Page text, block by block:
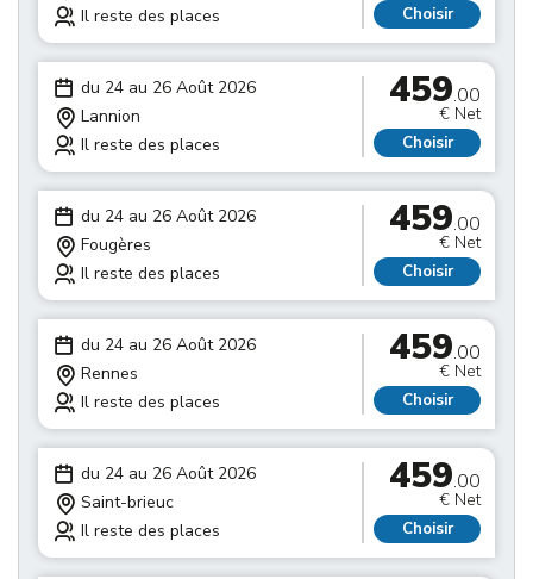
Il reste des places
Choisir
du 24 au 26 Août 2026
Lannion
Il reste des places
459.00
€ Net
Choisir
du 24 au 26 Août 2026
Fougères
Il reste des places
459.00
€ Net
Choisir
du 24 au 26 Août 2026
Rennes
Il reste des places
459.00
€ Net
Choisir
du 24 au 26 Août 2026
Saint-brieuc
Il reste des places
459.00
€ Net
Choisir